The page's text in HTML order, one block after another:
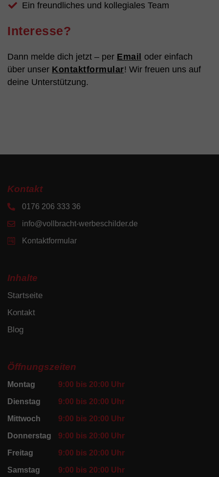
Ein freundliches und kollegiales Team
Interesse?
Dann melde dich jetzt – per Email
oder einfach
über unser Kontaktformular! Wir freuen uns auf
deine Unterstützung.
Kontakt
0176 206 333 36
info@vollbracht-werbeschilder.de
Kontaktformular
Inhalte
Startseite
Kontakt
Blog
Öffnungszeiten
Montag 9:00 bis 20:00 Uhr
Dienstag 9:00 bis 20:00 Uhr
Mittwoch 9:00 bis 20:00 Uhr
Donnerstag 9:00 bis 20:00 Uhr
Freitag 9:00 bis 20:00 Uhr
Samstag 9:00 bis 20:00 Uhr